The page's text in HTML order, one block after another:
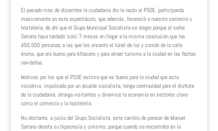
El pasado mes de diciembre la ciudadanía dio la razón al PSOE, participando
masivamente en este espectáculo, que además, favoreció a nuestro comercio y
hostelería, de ahí que el Grupo Municipal Socialista se alegre porque el señor
Serrano haya tardado ‘solo’ 7 meses en llegar a la misma conclusión que las
450.000 personas a las que les encantó el túnel de luz y sonido de la calle
Ancha, que era bueno para Albacete y para atraer turismo a la ciudad en las fechas
navideñas.
Motivos por los que el PSOE estima que es bueno para la ciudad que esta
iniciativa, impulsada por un alcalde socialista, tenga continuidad para el disfrute
de la ciudadanía, atraiga visitantes y dinamice la economía en sectores clave
como el comercio y la hostelería.
No obstante, a juicio del Grupo Socialista, este cambio de parecer de Manuel
Serrano denota su hipocresía y cinismo, porque cuando se encontraba en la